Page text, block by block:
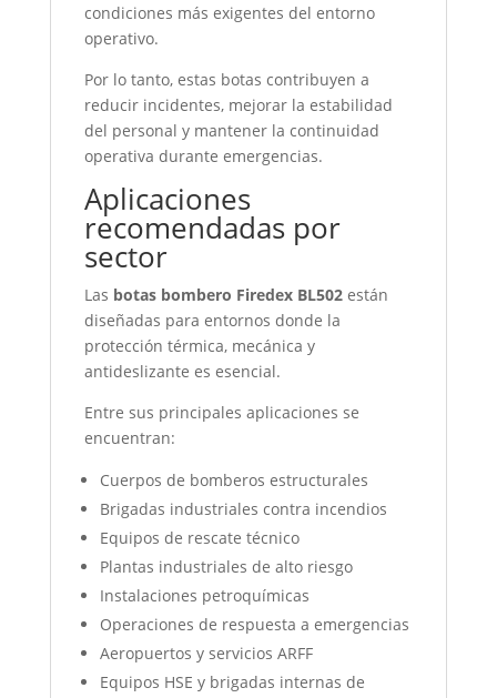
condiciones más exigentes del entorno
operativo.
Por lo tanto, estas botas contribuyen a
reducir incidentes, mejorar la estabilidad
del personal y mantener la continuidad
operativa durante emergencias.
Aplicaciones
recomendadas por
sector
Las botas bombero Firedex BL502están
diseñadas para entornos donde la
protección térmica, mecánica y
antideslizante es esencial.
Entre sus principales aplicaciones se
encuentran:
Cuerpos de bomberos estructurales
Brigadas industriales contra incendios
Equipos de rescate técnico
Plantas industriales de alto riesgo
Instalaciones petroquímicas
Operaciones de respuesta a emergencias
Aeropuertos y servicios ARFF
Equipos HSE y brigadas internas de